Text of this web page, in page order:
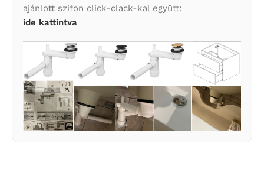
ajánlott szifon click-clack-kal együtt:
ide kattintva